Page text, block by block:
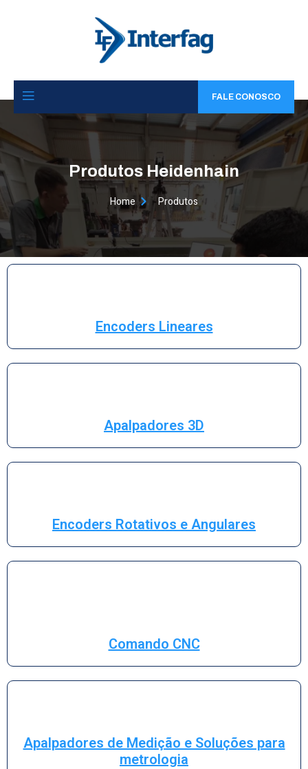
FALE CONOSCO
Produtos Heidenhain
Home Produtos
Encoders Lineares
Apalpadores 3D
Encoders Rotativos e Angulares
Comando CNC
Apalpadores de Medição e Soluções para
metrologia